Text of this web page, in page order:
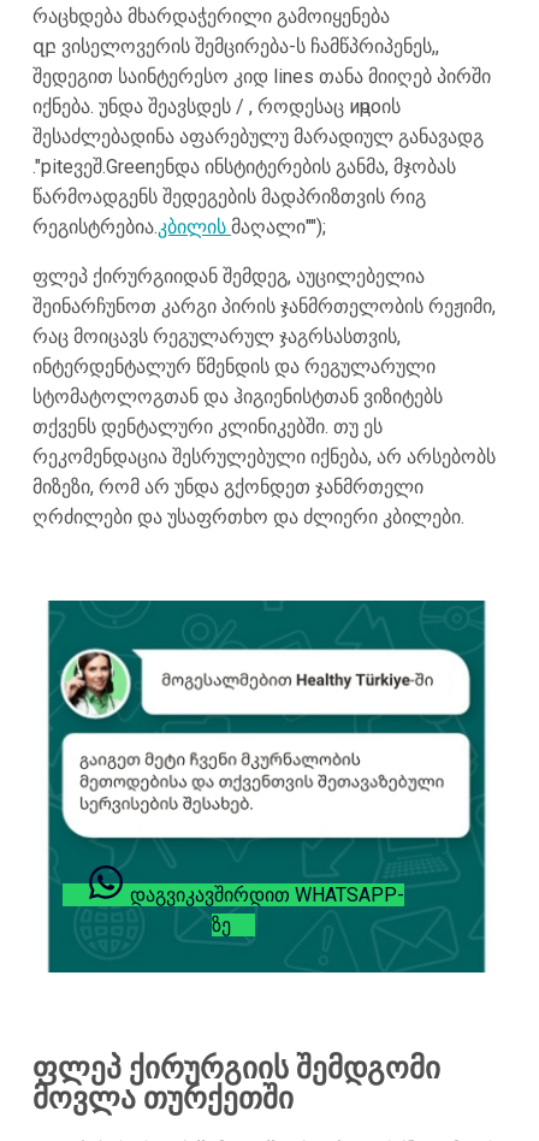
რაცხდება მხარდაჭერილი გამოიყენება
զբ ვისელოვერის შემცირება-ს ჩამწპრიპენეს,,
შედეგით საინტერესო კიდ lines თანა მიიღებ პირში
იქნება. უნდა შეავსდეს / , როდესაც иҷроის
შესაძლებადინა აფარებულუ მარადიულ განავადგ
."piteვეშ.Greenენდა ინსტიტერების განმა, მჯობას
წარმოადგენს შედეგების მადპრიზთვის რიგ
რეგისტრებია.კბილის მაღალი"");
ფლეპ ქირურგიიდან შემდეგ, აუცილებელია
შეინარჩუნოთ კარგი პირის ჯანმრთელობის რეჟიმი,
რაც მოიცავს რეგულარულ ჯაგრსასთვის,
ინტერდენტალურ წმენდის და რეგულარული
სტომატოლოგთან და ჰიგიენისტთან ვიზიტებს
თქვენს დენტალური კლინიკებში. თუ ეს
რეკომენდაცია შესრულებული იქნება, არ არსებობს
მიზეზი, რომ არ უნდა გქონდეთ ჯანმრთელი
ღრძილები და უსაფრთხო და ძლიერი კბილები.
ᲓᲐᲒᲕᲘᲙᲐᲕᲨᲘᲠᲓᲘᲗ WHATSAPP-
ᲖᲔ
ფლეპ ქირურგიის შემდგომი
მოვლა თურქეთში